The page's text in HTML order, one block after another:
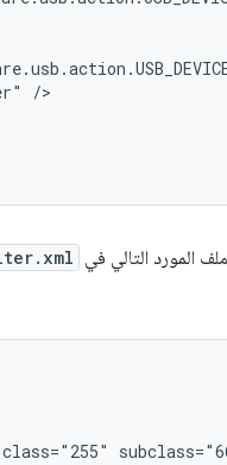
المورد التالي في
class="255"